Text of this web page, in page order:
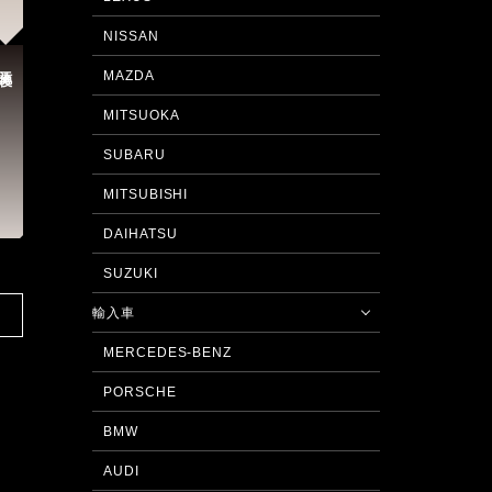
NISSAN
MAZDA
MITSUOKA
SUBARU
MITSUBISHI
DAIHATSU
SUZUKI
輸入車
MERCEDES-BENZ
PORSCHE
BMW
AUDI